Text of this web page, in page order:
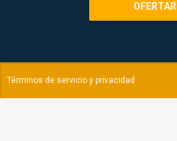
OFERTAR
Términos de servicio y privacidad